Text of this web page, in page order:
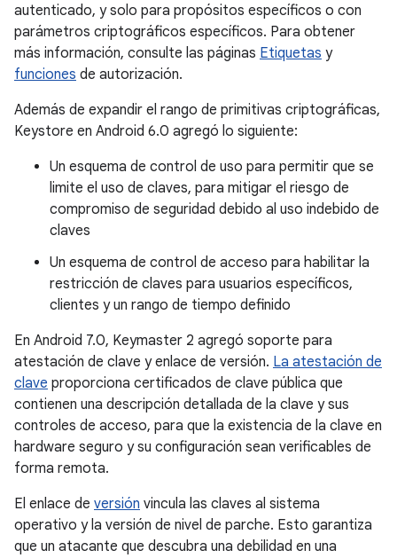
autenticado, y solo para propósitos específicos o con
parámetros criptográficos específicos. Para obtener
más información, consulte las páginas Etiquetas y
funciones de autorización.
Además de expandir el rango de primitivas criptográficas,
Keystore en Android 6.0 agregó lo siguiente:
Un esquema de control de uso para permitir que se
limite el uso de claves, para mitigar el riesgo de
compromiso de seguridad debido al uso indebido de
claves
Un esquema de control de acceso para habilitar la
restricción de claves para usuarios específicos,
clientes y un rango de tiempo definido
En Android 7.0, Keymaster 2 agregó soporte para
atestación de clave y enlace de versión. La atestación de
clave proporciona certificados de clave pública que
contienen una descripción detallada de la clave y sus
controles de acceso, para que la existencia de la clave en
hardware seguro y su configuración sean verificables de
forma remota.
El enlace de versión vincula las claves al sistema
operativo y la versión de nivel de parche. Esto garantiza
que un atacante que descubra una debilidad en una